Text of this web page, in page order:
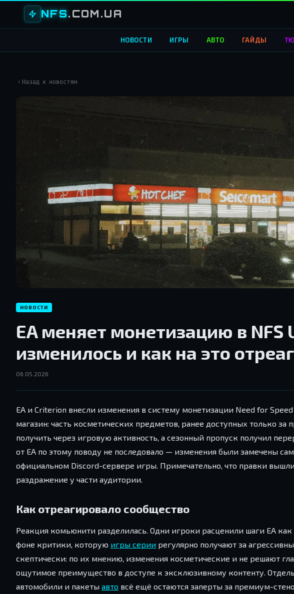
NFS.COM.UA
НОВОСТИ ИГРЫ АВТО ГАЙДЫ
Назад к новостям
НОВОСТИ
EA меняет монетизацию в NFS
изменилось и как на это
06.05.2026
EA и Criterion внесли изменения в систему монетизации Need for
магазин: часть косметических предметов, ранее доступных только
получить через игровую активность, а сезонный пропуск получил
от EA по этому поводу не последовало — изменения были замечены
официальном Discord-сервере игры. Примечательно, что правки
раздражение у части аудитории.
Как отреагировало сообщество
Реакция комьюнити разделилась. Одни игроки расценили шаги EA
фоне критики, которую игры серии регулярно получают за
скептически: по их мнению, изменения косметические и не решают
ощутимое преимущество в доступе к эксклюзивному контенту.
автомобили и пакеты авто всё ещё остаются заперты за премиум-